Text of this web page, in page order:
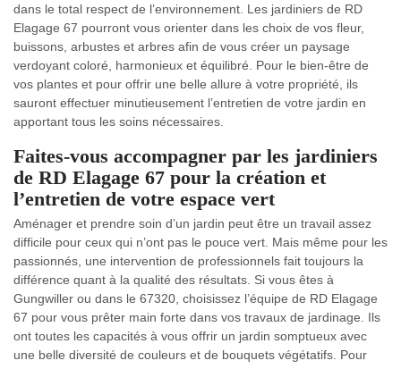
dans le total respect de l’environnement. Les jardiniers de RD
Elagage 67 pourront vous orienter dans les choix de vos fleur,
buissons, arbustes et arbres afin de vous créer un paysage
verdoyant coloré, harmonieux et équilibré. Pour le bien-être de
vos plantes et pour offrir une belle allure à votre propriété, ils
sauront effectuer minutieusement l’entretien de votre jardin en
apportant tous les soins nécessaires.
Faites-vous accompagner par les jardiniers
de RD Elagage 67 pour la création et
l’entretien de votre espace vert
Aménager et prendre soin d’un jardin peut être un travail assez
difficile pour ceux qui n’ont pas le pouce vert. Mais même pour les
passionnés, une intervention de professionnels fait toujours la
différence quant à la qualité des résultats. Si vous êtes à
Gungwiller ou dans le 67320, choisissez l’équipe de RD Elagage
67 pour vous prêter main forte dans vos travaux de jardinage. Ils
ont toutes les capacités à vous offrir un jardin somptueux avec
une belle diversité de couleurs et de bouquets végétatifs. Pour